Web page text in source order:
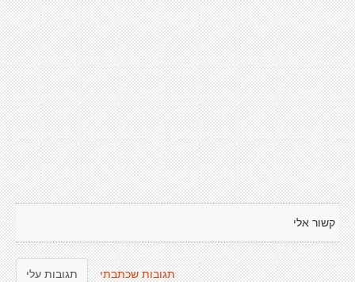
קשור אלי
תגובות עלי תגובות שכתבתי